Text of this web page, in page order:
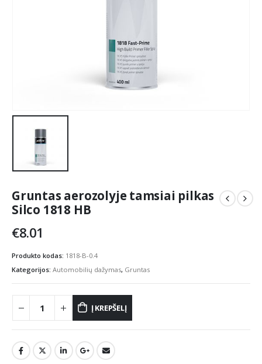
Gruntas aerozolyje tamsiai pilkas
Silco 1818 HB
€8.01
Produkto kodas: 1818-B-0.4
Kategorijos: Automobilių dažymas, Gruntas
Į KREPŠELĮ